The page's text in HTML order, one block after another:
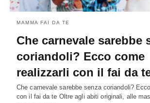
MAMMA FAI DA TE
Che carnevale sarebbe
coriandoli? Ecco come
realizzarli con il fai da
Che carnevale sarebbe senza coriandoli?
con il fai da te Oltre agli abiti originali, alle